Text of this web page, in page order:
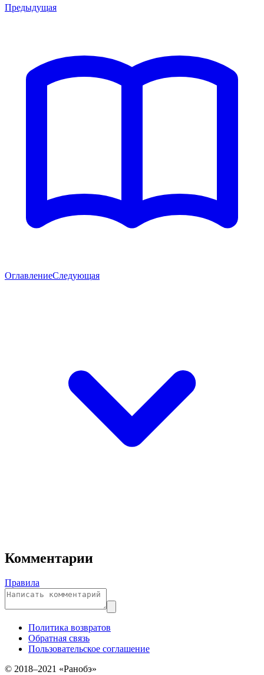
Предыдущая
ОглавлениеСледующая
Комментарии
Правила
Политика возвратов
Обратная связь
Пользовательское соглашение
© 2018–2021 «Ранобэ»